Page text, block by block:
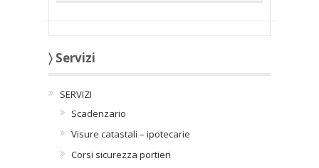
〉 Servizi
SERVIZI
Scadenzario
Visure catastali – ipotecarie
Corsi sicurezza portieri